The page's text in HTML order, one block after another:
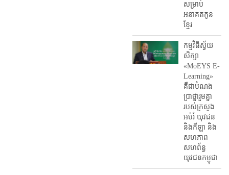
សម្រាប់
អនាគតកូន
ខ្មែរ
កម្មវិធីស្វ័យ
សិក្សា
«MoEYS E-
Learning»
គឺជាបំណង
ប្រាថ្នារួមគ្នា
របស់ក្រសួង
អប់រំ​ យុវជន
និងកីឡា និង
សហភាព
សហព័ន្ធ
យុវជនកម្ពុជា